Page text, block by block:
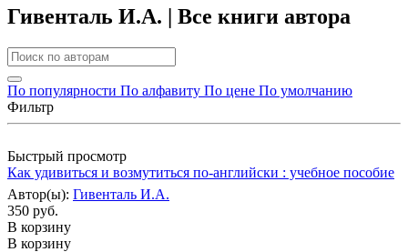
Гивенталь И.А. | Все книги автора
По популярности По алфавиту По цене По умолчанию
Фильтр
Быстрый просмотр
Как удивиться и возмутиться по-английски : учебное пособие
Автор(ы): Гивенталь И.А.
350 руб.
В корзину
В корзину